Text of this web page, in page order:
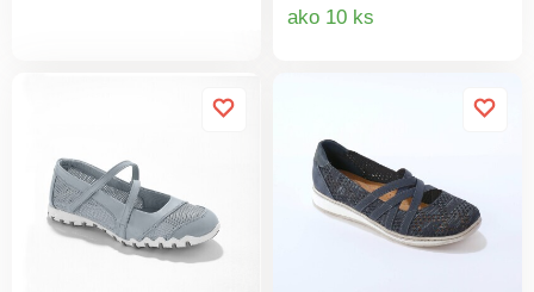
na päte sa ľahko
peny. Podpätok cca 3
cm.
ako 10 ks